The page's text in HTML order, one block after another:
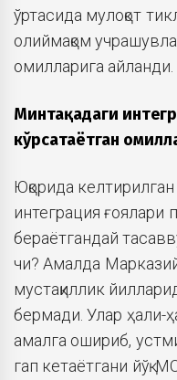
ўртасида мулоқот
олиймақом
омилларига айланди.
Минтақадаги
кўрсатаётган
Юқорида
интеграция ғоялари
бераётгандай
чи? Амалда
мустақиллик
бермади. Улар ҳали-
амалга ошириб,
гап кетаётгани йўқ.